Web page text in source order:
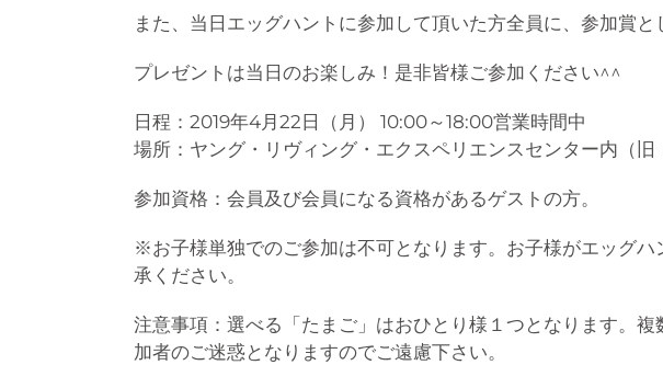
また、当日エッグハントに参加して頂いた方全員に、参加賞
プレゼントは当日のお楽しみ！是非皆様ご参加ください^^
日程：2019年4月22日（月） 10:00～18:00営業時間中
場所：ヤング・リヴィング・エクスペリエンスセンター内（旧
参加資格：会員及び会員になる資格があるゲストの方。
※お子様単独でのご参加は不可となります。お子様がエッグ
承ください。
注意事項：選べる「たまご」はおひとり様１つとなります。
加者のご迷惑となりますのでご遠慮下さい。